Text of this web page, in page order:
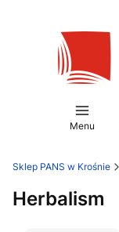
Menu
Sklep PANS w Krośnie
Herbalism